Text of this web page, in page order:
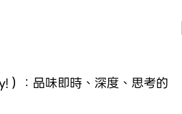
：品味即時、深度、思考的